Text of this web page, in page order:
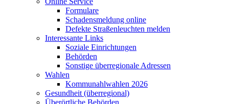
Formulare
Schadensmeldung online
Defekte Straßenleuchten melden
Interessante Links
Soziale Einrichtungen
Behörden
Sonstige überregionale Adressen
Wahlen
Kommunahlwahlen 2026
Gesundheit (überregional)
Überörtliche Behörden